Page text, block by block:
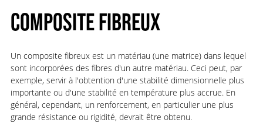
COMPOSITE FIBREUX
Un composite fibreux est un matériau (une matrice) dans lequel
sont incorporées des fibres d'un autre matériau. Ceci peut, par
exemple, servir à l'obtention d'une stabilité dimensionnelle plus
importante ou d'une stabilité en température plus accrue. En
général, cependant, un renforcement, en particulier une plus
grande résistance ou rigidité, devrait être obtenu.